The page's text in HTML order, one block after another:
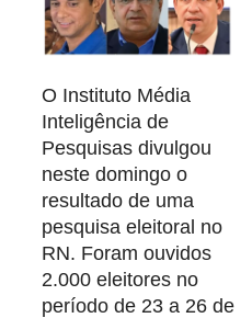
O Instituto Média
Inteligência de
Pesquisas divulgou
neste domingo o
resultado de uma
pesquisa eleitoral no
RN. Foram ouvidos
2.000 eleitores no
período de 23 a 26 de